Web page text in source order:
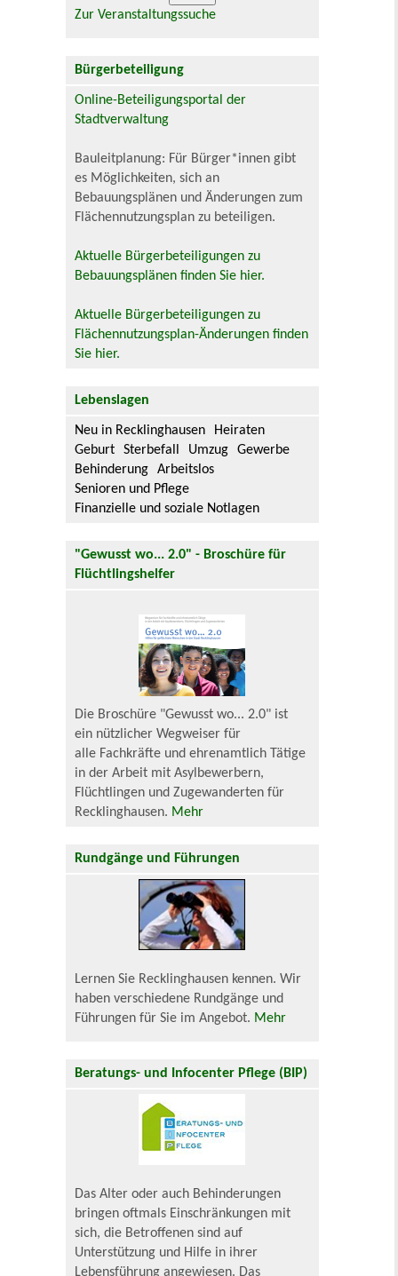
Zur Veranstaltungssuche
Bürgerbeteiligung
Online-Beteiligungsportal der
Stadtverwaltung
Bauleitplanung: Für Bürger*innen gibt
es Möglichkeiten, sich an
Bebauungsplänen und Änderungen zum
Flächennutzungsplan zu beteiligen.
Aktuelle Bürgerbeteiligungen zu
Bebauungsplänen finden Sie hier.
Aktuelle Bürgerbeteiligungen zu
Flächennutzungsplan-Änderungen finden
Sie hier.
Lebenslagen
Neu in Recklinghausen
Heiraten
Geburt
Sterbefall Umzug
Gewerbe
Behinderung
Arbeitslos
Senioren und Pflege
Finanzielle und soziale Notlagen
"Gewusst wo... 2.0" - Broschüre für
Flüchtlingshelfer
Die Broschüre "Gewusst wo... 2.0" ist
ein nützlicher Wegweiser für
alle Fachkräfte und ehrenamtlich Tätige
in der Arbeit mit Asylbewerbern,
Flüchtlingen und Zugewanderten für
Recklinghausen. Mehr
Rundgänge und Führungen
Lernen Sie Recklinghausen kennen. Wir
haben verschiedene Rundgänge und
Führungen für Sie im Angebot. Mehr
Beratungs- und Infocenter Pflege (BIP)
Das Alter oder auch Behinderungen
bringen oftmals Einschränkungen mit
sich, die Betroffenen sind auf
Unterstützung und Hilfe in ihrer
Lebensführung angewiesen. Das